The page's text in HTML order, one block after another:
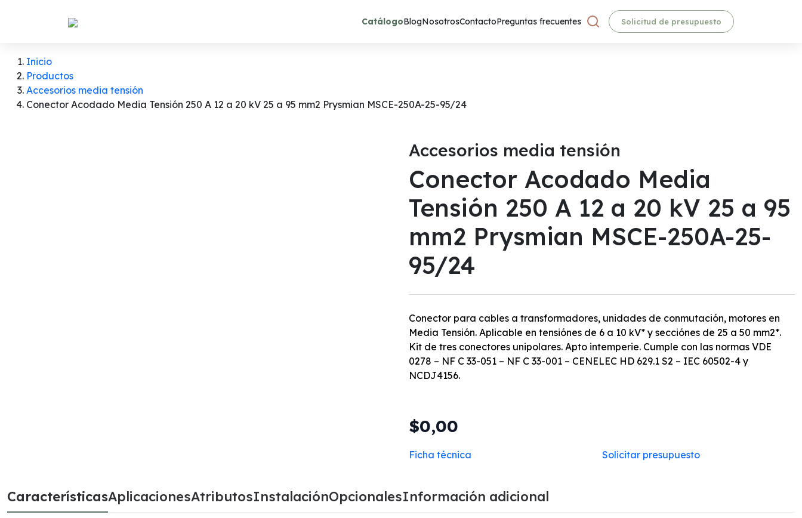
CatálogoBlogNosotrosContactoPreguntas frecuentes Solicitud de presupuesto
Inicio
Productos
Accesorios media tensión
Conector Acodado Media Tensión 250 A 12 a 20 kV 25 a 95 mm2 Prysmian MSCE-250A-25-95/24
Accesorios media tensión
Conector Acodado Media
Tensión 250 A 12 a 20 kV 25 a 95
mm2 Prysmian MSCE-250A-25-
95/24
Conector para cables a transformadores, unidades de conmutación, motores en
Media Tensión. Aplicable en tensiónes de 6 a 10 kV* y secciónes de 25 a 50 mm2*.
Kit de tres conectores unipolares. Apto intemperie. Cumple con las normas VDE
0278 – NF C 33-051 – NF C 33-001 – CENELEC HD 629.1 S2 – IEC 60502-4 y
NCDJ4156.
$0,00
Ficha técnica Solicitar presupuesto
CaracterísticasAplicacionesAtributosInstalaciónOpcionalesInformación adicional